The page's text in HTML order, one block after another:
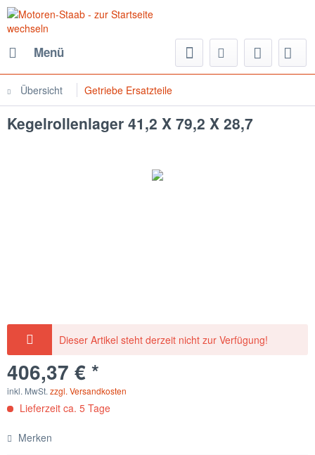
Menü
Übersicht Getriebe Ersatzteile
Kegelrollenlager 41,2 X 79,2 X 28,7
Dieser Artikel steht derzeit nicht zur Verfügung!
406,37 € *
inkl. MwSt. zzgl. Versandkosten
Lieferzeit ca. 5 Tage
Merken